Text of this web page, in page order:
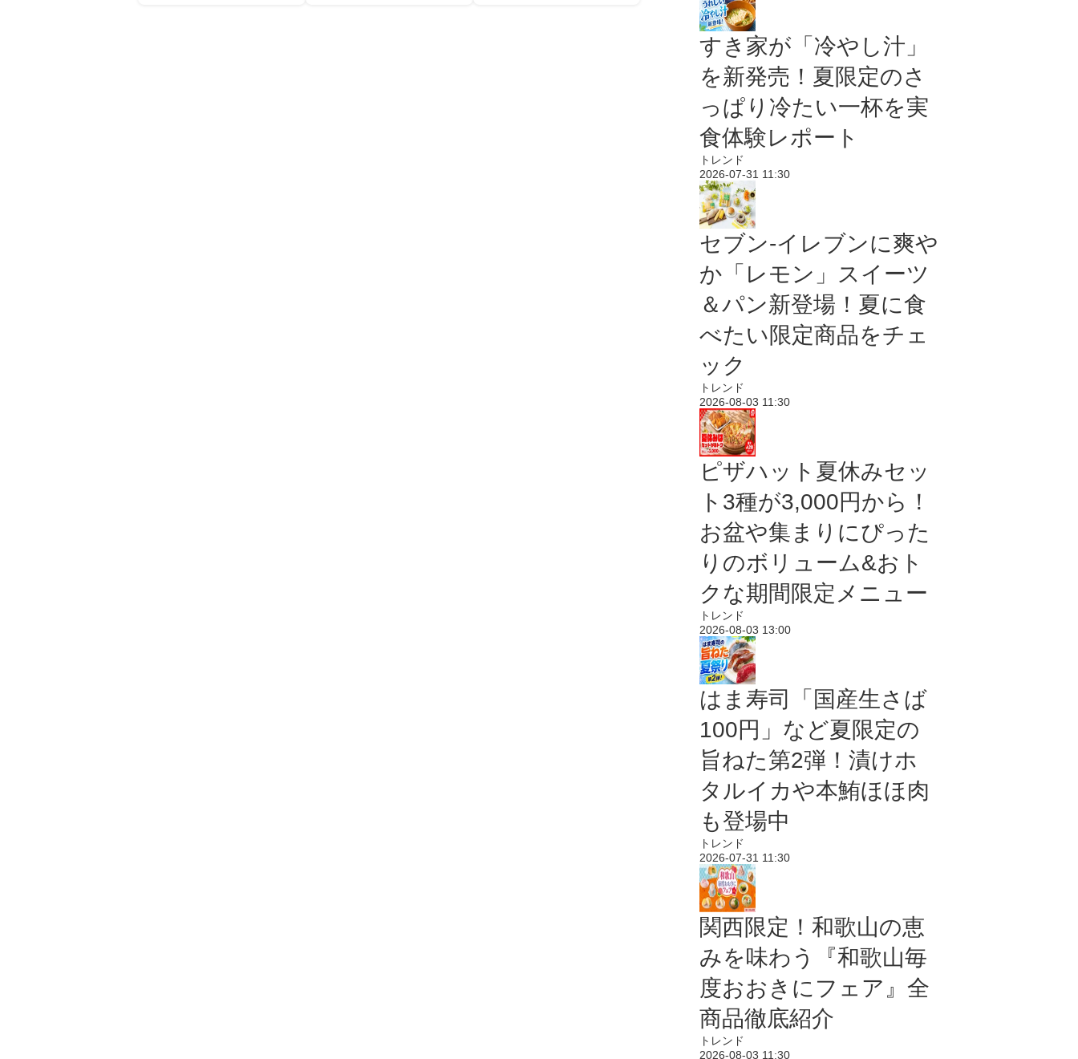
すき家が「冷やし汁」
を新発売！夏限定のさ
っぱり冷たい一杯を実
食体験レポート
トレンド
2026-07-31 11:30
セブン‐イレブンに爽や
か「レモン」スイーツ
＆パン新登場！夏に食
べたい限定商品をチェ
ック
トレンド
2026-08-03 11:30
ピザハット夏休みセッ
ト3種が3,000円から！
お盆や集まりにぴった
りのボリューム&おト
クな期間限定メニュー
トレンド
2026-08-03 13:00
はま寿司「国産生さば
100円」など夏限定の
旨ねた第2弾！漬けホ
タルイカや本鮪ほほ肉
も登場中
トレンド
2026-07-31 11:30
関西限定！和歌山の恵
みを味わう『和歌山毎
度おおきにフェア』全
商品徹底紹介
トレンド
2026-08-03 11:30